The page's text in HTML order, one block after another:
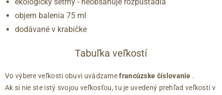
objem balenia 75 ml
dodávané v krabičke
Tabuľka veľkostí
Vo výbere veľkosti obuvi uvádzamefrancúzske číslovanie .
Ak si nie ste istý svojou veľkosťou, tu je uvedený prehľad veľkostí v